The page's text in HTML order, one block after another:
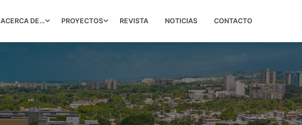
ACERCA DE… PROYECTOS REVISTA NOTICIAS CONTACTO